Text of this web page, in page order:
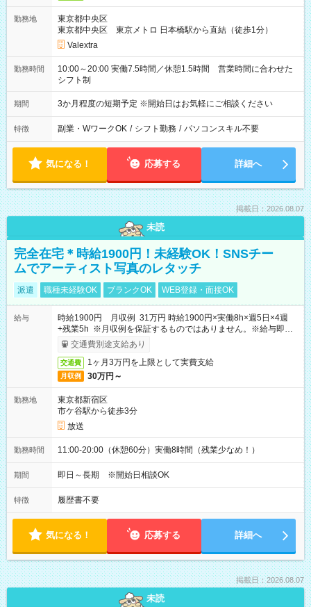
勤務地
東京都中央区
東京都中央区 東京メトロ 日本橋駅から直結（徒歩1分）
Valextra
勤務時間
10:00～20:00 実働7.5時間／休憩1.5時間 営業時間に合わせた
シフト制
期間 3か月程度の短期予定 ※開始日はお気軽にご相談ください
特徴 副業・WワークOK / シフト勤務 / パソコンスキル不要
気になる！ 応募する 詳細へ
掲載日：2026.08.07
未読
完全在宅＊時給1900円！未経験OK！SNSチー
ムでアーティスト写真のレタッチ
派遣 職種未経験OK ブランクOK WEB登録・面接OK
給与
時給1900円 月収例 31万円 時給1900円×実働8h×週5日×4週
+残業5h ※月収例を保証するものではありません。※給与即受
取りサービス利用可（利用条件有）
交通費別途支給あり
交通費 1ヶ月3万円を上限として実費支給
月収例 30万円～
勤務地
東京都新宿区
市ケ谷駅から徒歩3分
放送
勤務時間 11:00-20:00（休憩60分）実働8時間（残業少なめ！）
期間 即日～長期 ※開始日相談OK
特徴 履歴書不要
気になる！ 応募する 詳細へ
掲載日：2026.08.07
未読